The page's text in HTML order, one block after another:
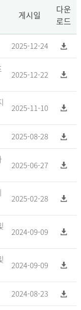
게시일
다운
로드
2025-12-24
2025-12-22
2025-11-10
2025-08-28
2025-06-27
2025-02-28
2024-09-09
2024-09-09
2024-08-23